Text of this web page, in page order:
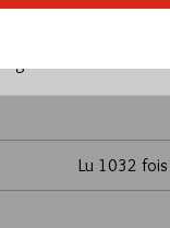
Lu 1032 fois